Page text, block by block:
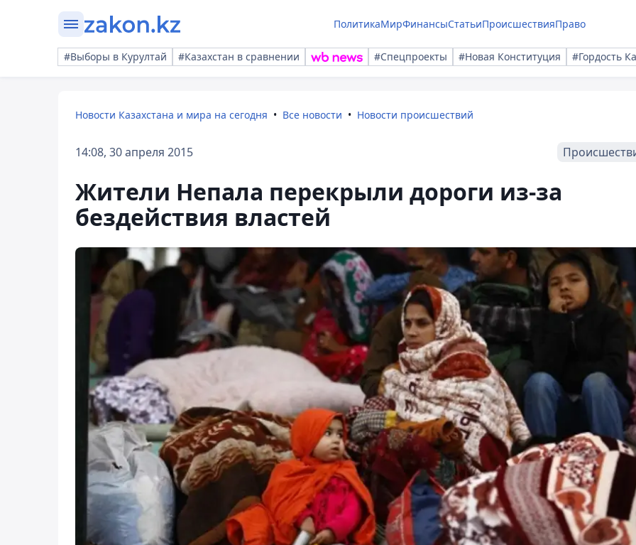
ПолитикаМирФинансыСтатьиПроисшествияПраво
#Выборы в Курултай #Казахстан в сравнении #Спецпроекты #Новая Конституция #Гордость
Новости Казахстана и мира на сегодня Все новости Новости происшествий
14:08, 30 апреля 2015
Жители Непала перекрыли дороги из-за
бездействия властей